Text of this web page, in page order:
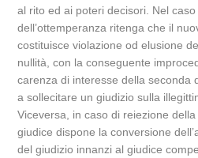
al rito ed ai poteri decisori. Nel
dell’ottemperanza ritenga che il
costituisce violazione od elusione
nullità, con la conseguente
carenza di interesse della seconda
a sollecitare un giudizio sulla
Viceversa, in caso di reiezione
giudice dispone la conversione
del giudizio innanzi al giudice